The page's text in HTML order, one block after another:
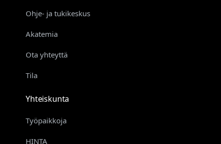
Ohje- ja tukikeskus
Akatemia
Ota yhteyttä
Tila
Yhteiskunta
Työpaikkoja
HINTA